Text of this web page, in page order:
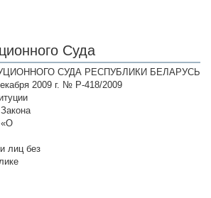
Суда
СУДА РЕСПУБЛИКИ БЕЛАРУСЬ
2009 г. № Р-418/2009
«О
лиц без